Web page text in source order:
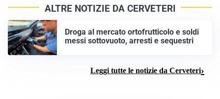
ALTRE NOTIZIE DA CERVETERI
Droga al mercato ortofrutticolo e soldi
messi sottovuoto, arresti e sequestri
Leggi tutte le notizie da Cerveteri